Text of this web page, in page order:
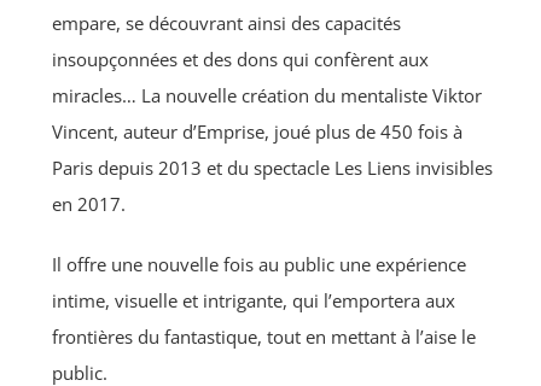
empare, se découvrant ainsi des capacités
insoupçonnées et des dons qui confèrent aux
miracles… La nouvelle création du mentaliste Viktor
Vincent, auteur d’Emprise, joué plus de 450 fois à
Paris depuis 2013 et du spectacle Les Liens invisibles
en 2017.
Il offre une nouvelle fois au public une expérience
intime, visuelle et intrigante, qui l’emportera aux
frontières du fantastique, tout en mettant à l’aise le
public.